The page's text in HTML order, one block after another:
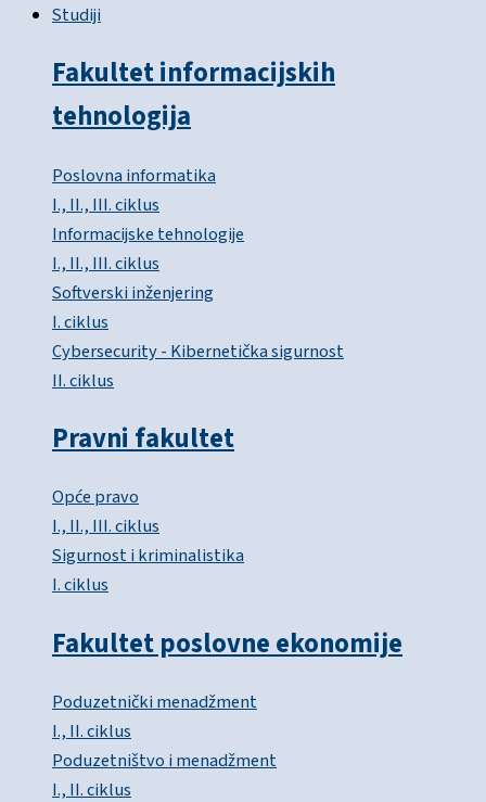
Studiji
Fakultet informacijskih
tehnologija
Poslovna informatika
I., II., III. ciklus
Informacijske tehnologije
I., II., III. ciklus
Softverski inženjering
I. ciklus
Cybersecurity - Kibernetička sigurnost
II. ciklus
Pravni fakultet
Opće pravo
I., II., III. ciklus
Sigurnost i kriminalistika
I. ciklus
Fakultet poslovne ekonomije
Poduzetnički menadžment
I., II. ciklus
Poduzetništvo i menadžment
I., II. ciklus